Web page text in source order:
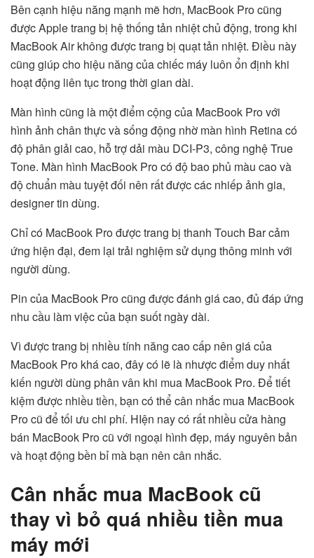
Bên cạnh hiệu năng mạnh mẽ hơn, MacBook Pro cũng
được Apple trang bị hệ thống tản nhiệt chủ động, trong khi
MacBook Air không được trang bị quạt tản nhiệt. Điều này
cũng giúp cho hiệu năng của chiếc máy luôn ổn định khi
hoạt động liên tục trong thời gian dài.
Màn hình cũng là một điểm cộng của MacBook Pro với
hình ảnh chân thực và sống động nhờ màn hình Retina có
độ phân giải cao, hỗ trợ dải màu DCI-P3, công nghệ True
Tone. Màn hình MacBook Pro có độ bao phủ màu cao và
độ chuẩn màu tuyệt đối nên rất được các nhiếp ảnh gia,
designer tin dùng.
Chỉ có MacBook Pro được trang bị thanh Touch Bar cảm
ứng hiện đại, đem lại trải nghiệm sử dụng thông minh với
người dùng.
Pin của MacBook Pro cũng được đánh giá cao, đủ đáp ứng
nhu cầu làm việc của bạn suốt ngày dài.
Vì được trang bị nhiều tính năng cao cấp nên giá của
MacBook Pro khá cao, đây có lẽ là nhược điểm duy nhất
kiến người dùng phân vân khi mua MacBook Pro. Để tiết
kiệm được nhiều tiền, bạn có thể cân nhắc mua MacBook
Pro cũ để tối ưu chi phí. HIện nay có rất nhiều cửa hàng
bán MacBook Pro cũ với ngoại hình đẹp, máy nguyên bản
và hoạt động bền bỉ mà bạn nên cân nhắc.
Cân nhắc mua MacBook cũ
thay vì bỏ quá nhiều tiền mua
máy mới